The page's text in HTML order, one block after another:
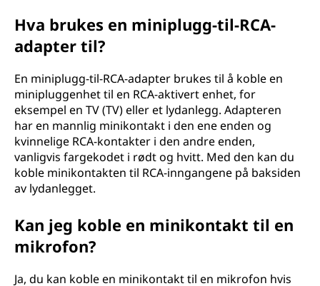
Hva brukes en miniplugg-til-RCA-
adapter til?
En miniplugg-til-RCA-adapter brukes til å koble en
minipluggenhet til en RCA-aktivert enhet, for
eksempel en TV (TV) eller et lydanlegg. Adapteren
har en mannlig minikontakt i den ene enden og
kvinnelige RCA-kontakter i den andre enden,
vanligvis fargekodet i rødt og hvitt. Med den kan du
koble minikontakten til RCA-inngangene på baksiden
av lydanlegget.
Kan jeg koble en minikontakt til en
mikrofon?
Ja, du kan koble en minikontakt til en mikrofon hvis